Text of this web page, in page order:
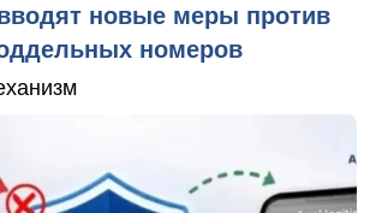
новые меры против
номеров